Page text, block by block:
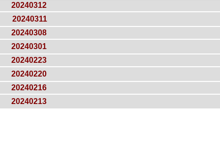
20240312
20240311
20240308
20240301
20240223
20240220
20240216
20240213